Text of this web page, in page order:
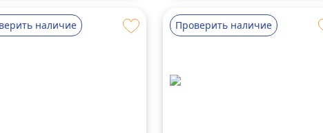
наличие Проверить наличие